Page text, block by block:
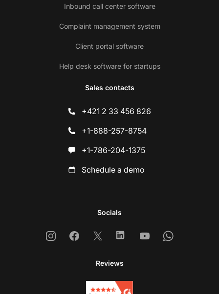
Inbound call center software
Complaint management system
Client portal software
Help desk software for startups
Sales contacts
+421 2 33 456 826
+1-888-257-8754
+1-786-204-1375
Schedule a demo
Socials
InstagramFacebook
X LinkedinYoutubeWhatsapp
Reviews